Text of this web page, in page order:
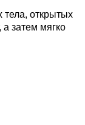
тела, открытых
а затем мягко